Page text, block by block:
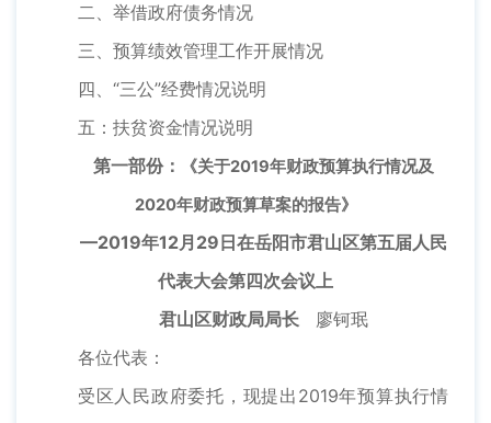
二、举借政府债务情况
三、预算绩效管理工作开展情况
四、“三公”经费情况说明
五：扶贫资金情况说明
第一部份：
《关于2019年财政预算执行情况及
2020年财政预算草案的报告》
—2019年12月29日在岳阳市君山区第五届人民
代表大会第四次会议上
君山区财政局局长廖钶珉
各位代表：
受区人民政府委托，现提出2019年预算执行情